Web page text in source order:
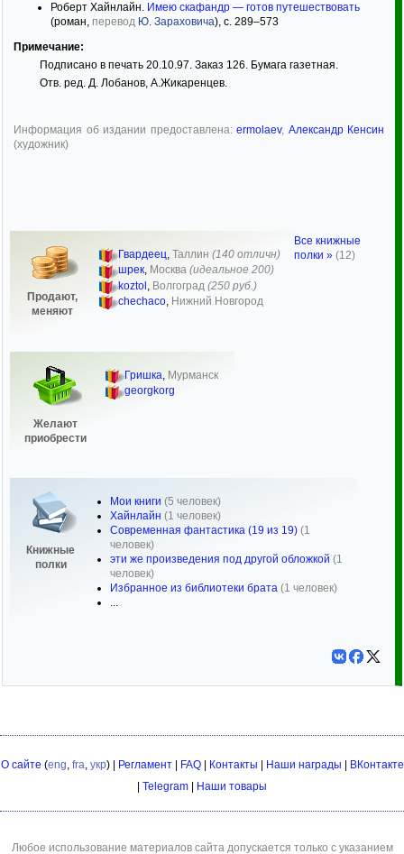
Роберт Хайнлайн. Имею скафандр — готов путешествовать
(роман, перевод Ю. Зараховича), с. 289–573
Примечание:
Подписано в печать 20.10.97. Заказ 126. Бумага газетная.
Отв. ред. Д. Лобанов, А.Жикаренцев.
Информация об издании предоставлена: ermolaev, Александр Кенсин
(художник)
Продают,
меняют
Гвардеец, Таллин (140 отличн)
шрек, Москва (идеальное 200)
koztol Волгоград (250 руб.)
chechaco, Нижний Новгород
Желают
приобрести
Гришка, Мурманск
georgkorg
Книжные
полки
Мои книги (5 человек)
Хайнлайн (1 человек)
Современная фантастика (19 из 19) (1
человек)
эти же произведения под другой обложкой (1
человек)
Избранное из библиотеки брата (1 человек)
...
Все книжные
полки » (12)
О сайте (eng, fra, укр) | Регламент| FAQ| Контакты Наши награды
ВКонтакте
Telegram Наши товары
Любое использование материалов сайта допускается только с указанием